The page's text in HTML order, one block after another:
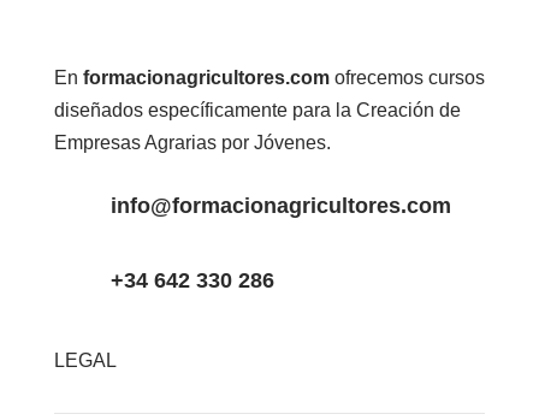
En formacionagricultores.comofrecemos cursos
diseñados específicamente para la Creación de
Empresas Agrarias por Jóvenes.
info@formacionagricultores.com
+34 642 330 286
LEGAL